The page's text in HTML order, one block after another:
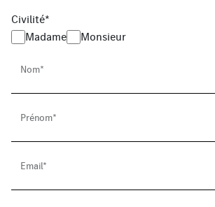
Civilité*
Madame
Monsieur
Nom*
Prénom*
Email*